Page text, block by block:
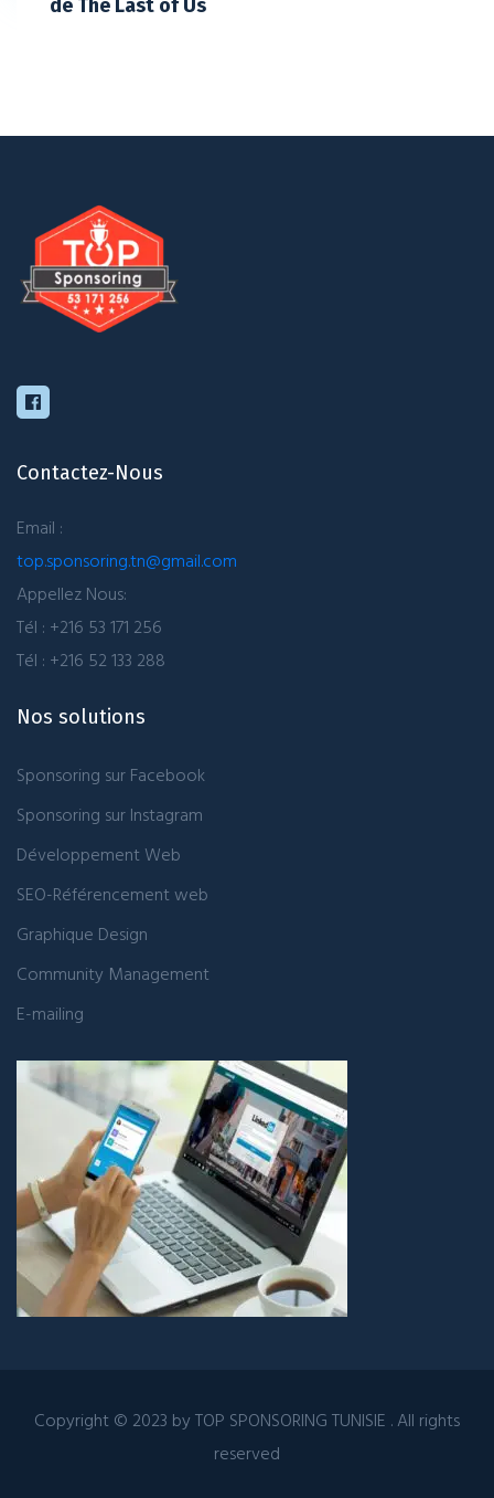
de The Last of Us
Contactez-Nous
Email :
top.sponsoring.tn@gmail.com
Appellez Nous:
Tél : +216 53 171 256
Tél : +216 52 133 288
Nos solutions
Sponsoring sur Facebook
Sponsoring sur Instagram
Développement Web
SEO-Référencement web
Graphique Design
Community Management
E-mailing
Copyright © 2023 by TOP SPONSORING TUNISIE . All rights
reserved